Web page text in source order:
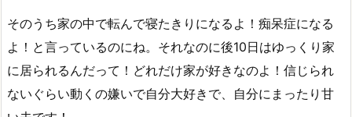
そのうち家の中で転んで寝たきりになるよ！痴呆症になる
よ！と言っているのにね。それなのに後10日はゆっくり家
に居られるんだって！どれだけ家が好きなのよ！信じられ
ないぐらい動くの嫌いで自分大好きで、自分にまったり甘